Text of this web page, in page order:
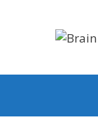
содержимому